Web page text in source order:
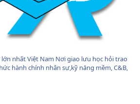
nhất Việt Nam Nơi giao lưu học hỏi trao
hành chính nhân sự,kỹ năng mềm, C&B,